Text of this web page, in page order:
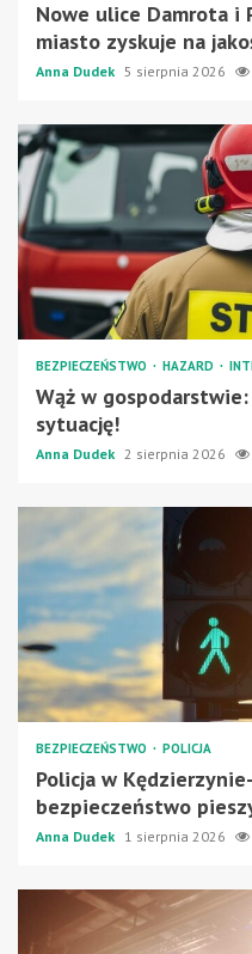
Nowe ulice Damrota i
miasto zyskuje na
Anna Dudek 5 sierpnia 2026
BEZPIECZEŃSTWO HAZARD
Wąż w
sytuację!
Anna Dudek 2 sierpnia 2026
BEZPIECZEŃSTWO POLICJA
Policja w
bezpieczeństwo
Anna Dudek 1 sierpnia 2026